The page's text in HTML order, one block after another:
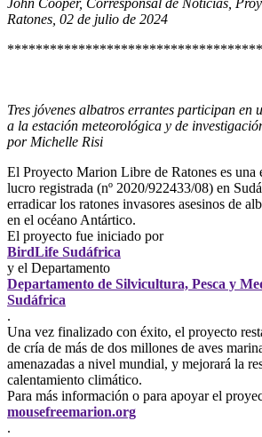
John Cooper, Corresponsal de Noticias,
Ratones, 02 de julio de 2024
Tres jóvenes albatros errantes participan
a la estación meteorológica y de
por Michelle Risi
El Proyecto Marion Libre de Ratones es una
lucro registrada (nº 2020/922433/08) en
erradicar los ratones invasores asesinos de
en el océano Antártico.
El proyecto fue iniciado por
BirdLife Sudáfrica
y el Departamento
Departamento de Silvicultura, Pesca y
Sudáfrica
.
Una vez finalizado con éxito, el proyecto
de cría de más de dos millones de aves
amenazadas a nivel mundial, y mejorará la
calentamiento climático.
Para más información o para apoyar el
mousefreemarion.org
.